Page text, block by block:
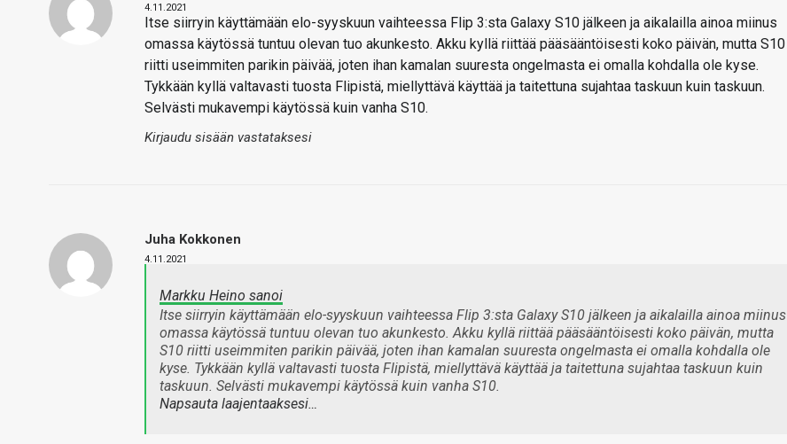
4.11.2021
Itse siirryin käyttämään elo-syyskuun vaihteessa Flip 3:sta Galaxy S10 jälkeen ja aikalailla ainoa miinus
omassa käytössä tuntuu olevan tuo akunkesto. Akku kyllä riittää pääsääntöisesti koko päivän, mutta S10
riitti useimmiten parikin päivää, joten ihan kamalan suuresta ongelmasta ei omalla kohdalla ole kyse.
Tykkään kyllä valtavasti tuosta Flipistä, miellyttävä käyttää ja taitettuna sujahtaa taskuun kuin taskuun.
Selvästi mukavempi käytössä kuin vanha S10.
Kirjaudu sisään vastataksesi
Juha Kokkonen
4.11.2021
Markku Heino sanoi
Itse siirryin käyttämään elo-syyskuun vaihteessa Flip 3:sta Galaxy S10 jälkeen ja aikalailla ainoa miinus
omassa käytössä tuntuu olevan tuo akunkesto. Akku kyllä riittää pääsääntöisesti koko päivän, mutta
S10 riitti useimmiten parikin päivää, joten ihan kamalan suuresta ongelmasta ei omalla kohdalla ole
kyse. Tykkään kyllä valtavasti tuosta Flipistä, miellyttävä käyttää ja taitettuna sujahtaa taskuun kuin
taskuun. Selvästi mukavempi käytössä kuin vanha S10.
Napsauta laajentaaksesi…